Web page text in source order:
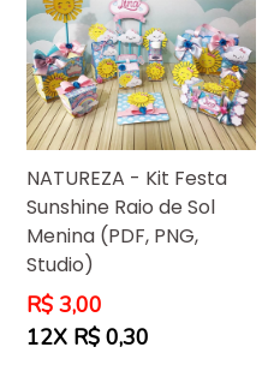
NATUREZA - Kit Festa
Sunshine Raio de Sol
Menina (PDF, PNG,
Studio)
Preço
normal
R$ 3,00
12X R$ 0,30